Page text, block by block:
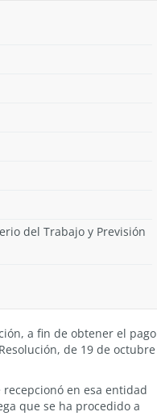
del Trabajo y Previsión
a fin de obtener el pago
de 19 de octubre
en esa entidad
que se ha procedido a